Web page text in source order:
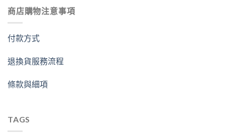
商店購物注意事項
付款方式
退換貨服務流程
條款與細項
TAGS